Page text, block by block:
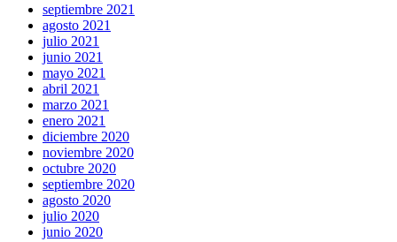
septiembre 2021
agosto 2021
julio 2021
junio 2021
mayo 2021
abril 2021
marzo 2021
enero 2021
diciembre 2020
noviembre 2020
octubre 2020
septiembre 2020
agosto 2020
julio 2020
junio 2020